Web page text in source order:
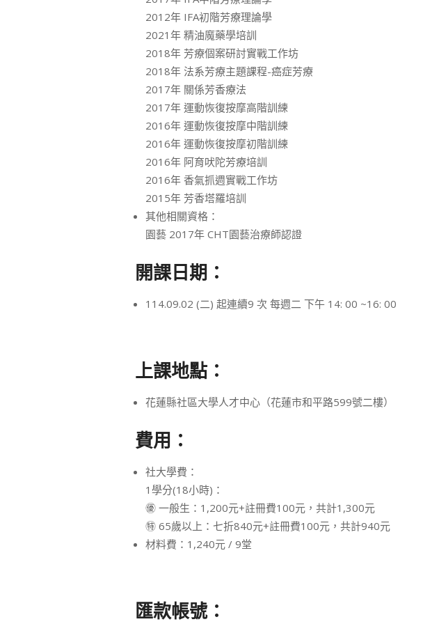
2012年 IFA初階芳療理論學
2021年 精油魔藥學培訓
2018年 芳療個案研討實戰工作坊
2018年 法系芳療主題課程-癌症芳療
2017年 關係芳香療法
2017年 運動恢復按摩高階訓練
2016年 運動恢復按摩中階訓練
2016年 運動恢復按摩初階訓練
2016年 阿育吠陀芳療培訓
2016年 香氣抓週實戰工作坊
2015年 芳香塔羅培訓
其他相關資格：
園藝 2017年 CHT園藝治療師認證
開課日期：
114.09.02 (二) 起連續9 次 每週二 下午 14: 00 ~16: 00
上課地點：
花蓮縣社區大學人才中心（花蓮市和平路599號二樓）
費用：
社大學費：
1學分(18小時)：
㊝ 一般生：1,200元+註冊費100元，共計1,300元
㊕ 65歲以上：七折840元+註冊費100元，共計940元
材料費：1,240元 / 9堂
匯款帳號：